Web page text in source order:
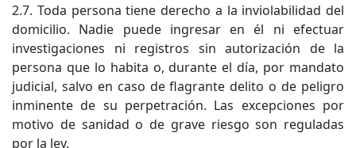
2.7. Toda persona tiene derecho a la inviolabilidad del
domicilio. Nadie puede ingresar en él ni efectuar
investigaciones ni registros sin autorización de la
persona que lo habita o, durante el día, por mandato
judicial, salvo en caso de flagrante delito o de peligro
inminente de su perpetración. Las excepciones por
motivo de sanidad o de grave riesgo son reguladas
por la ley.